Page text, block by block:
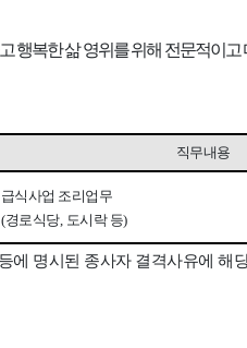
행복한 삶 영위를 위해 전문적이
직무내용
급식사업 조리업무
(경로식당, 도시락 등)
에 명시된 종사자 결격사유에 해